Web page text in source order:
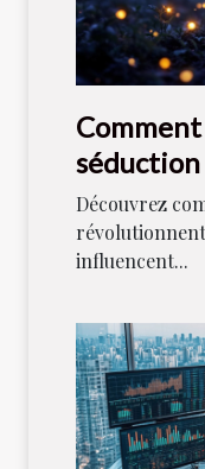
de
Découvrez
influencent...